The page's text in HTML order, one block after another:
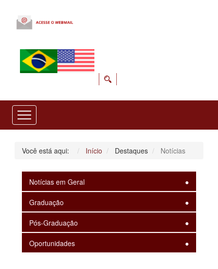
Você está aqui: Início Destaques Notícias
Notícias em Geral
Graduação
Pós-Graduação
Oportunidades